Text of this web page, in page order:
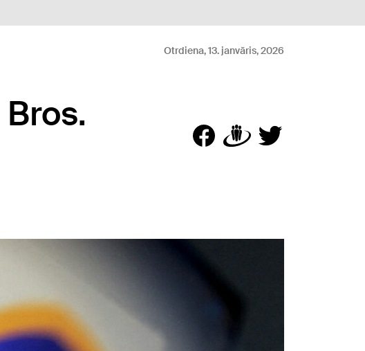
Otrdiena, 13. janvāris, 2026